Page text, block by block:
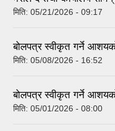
मिति: 05/21/2026 - 09:17
बोलपत्र स्वीकृत गर्ने
मिति: 05/08/2026 - 16:52
बोलपत्र स्वीकृत गर्ने
मिति: 05/01/2026 - 08:00